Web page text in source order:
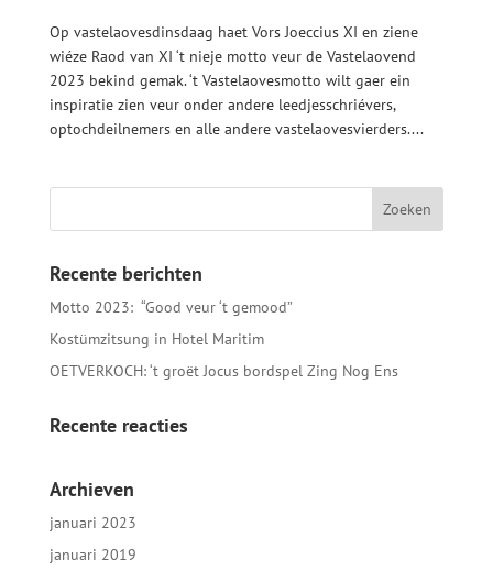
Op vastelaovesdinsdaag haet Vors Joeccius XI en ziene
wiéze Raod van XI ‘t nieje motto veur de Vastelaovend
2023 bekind gemak. ‘t Vastelaovesmotto wilt gaer ein
inspiratie zien veur onder andere leedjesschriévers,
optochdeilnemers en alle andere vastelaovesvierders....
Recente berichten
Motto 2023: “Good veur ‘t gemood”
Kostümzitsung in Hotel Maritim
OETVERKOCH: ‘t groët Jocus bordspel Zing Nog Ens
Recente reacties
Archieven
januari 2023
januari 2019